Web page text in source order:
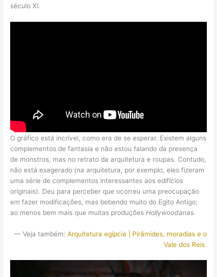
século XI.
O gráfico está incrível, como era de se esperar. Existem alguns
complementos de fantasia e não estou falando da presença
de monstros, mas no retrato da arquitetura e roupas. Contudo,
não está exagerado (na arquitetura, por exemplo, eles fizeram
uma série de complementos interessantes aos edifícios
originais). Deu para perceber que ocorreu uma preocupação
em fazer modificações, mas bebendo muito do Egito Antigo;
ao menos bem mais que muitas produções Hollywoodanas.
— Veja também: Arquitetura egípcia | Pirâmides, moradias e o
Vale dos Reis